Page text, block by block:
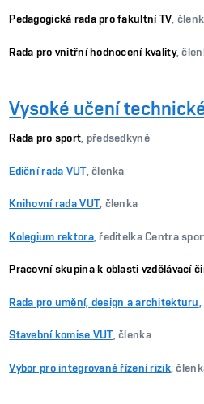
Pedagogická rada pro fakultní TV ,
Rada pro vnitřní hodnocení kvality,
Vysoké učení
Rada pro sport, předsedkyně
Ediční rada VUT, členka
Knihovní rada VUT, členka
Kolegium rektora, ředitelka Centra
Pracovní skupina k oblasti vzdělávací
Rada pro umění, design a architekturu
Stavební komise VUT, členka
Výbor pro integrované řízení rizik,